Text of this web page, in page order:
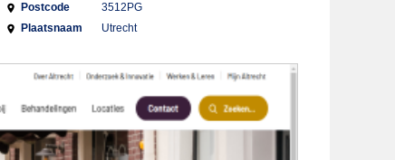
Postcode
3512PG
Plaatsnaam
Utrecht